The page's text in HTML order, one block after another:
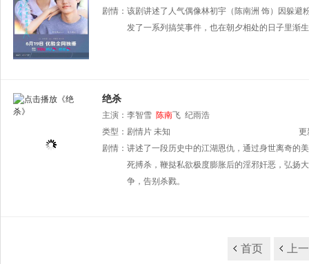
剧情： 该剧讲述了人气偶像林初宇（陈南洲 饰）因躲避
发了一系列搞笑事件，也在朝夕相处的日子里渐
绝杀
主演： 李智雪 陈南飞 纪雨浩
类型： 剧情片 未知
更
剧情： 讲述了一段历史中的江湖恩仇，通过身世离奇的
死搏杀，鞭挞私欲极度膨胀后的淫邪奸恶，弘扬
争，告别杀戮。
首页 上